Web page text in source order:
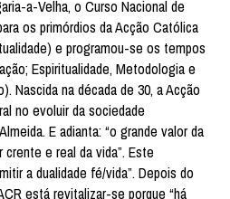
a-Velha, o Curso Nacional de
os primórdios da Acção Católica
e programou-se os tempos
Espiritualidade, Metodologia e
Nascida na década de 30, a Acção
no evoluir da sociedade
E adianta: “o grande valor da
e real da vida”. Este
a dualidade fé/vida”. Depois do
está revitalizar-se porque “há